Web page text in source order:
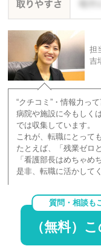
担
吉
“クチコミ”・情報力っ
病院や施設に今もしく
では収集しています。
これが、転職にとって
たとえば、「残業ゼロ
「看護部長はめちゃめ
是非、転職に活かして
質問・相談も
（無料）